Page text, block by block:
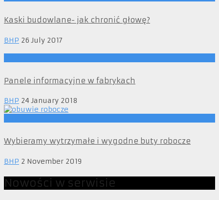
Kaski budowlane- jak chronić głowę?
BHP 26 July 2017
Panele informacyjne w fabrykach
BHP 24 January 2018
Wybieramy wytrzymałe i wygodne buty robocze
BHP 2 November 2019
Nowości w serwisie